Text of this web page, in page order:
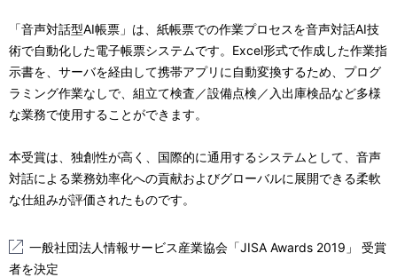
「音声対話型AI帳票」は、紙帳票での作業プロセスを音声対話AI技
術で自動化した電子帳票システムです。Excel形式で作成した作業指
示書を、サーバを経由して携帯アプリに自動変換するため、プログ
ラミング作業なしで、組立て検査／設備点検／入出庫検品など多様
な業務で使用することができます。
本受賞は、独創性が高く、国際的に通用するシステムとして、音声
対話による業務効率化への貢献およびグローバルに展開できる柔軟
な仕組みが評価されたものです。
一般社団法人情報サービス産業協会「JISA Awards 2019」 受賞
者を決定